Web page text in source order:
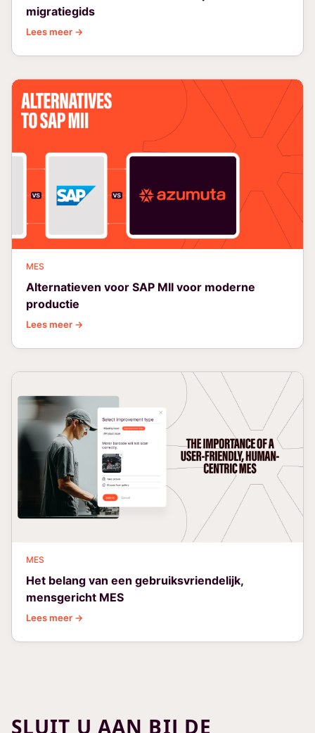
migratiegids
Lees meer →
MES
Alternatieven voor SAP MII voor moderne
productie
Lees meer →
MES
Het belang van een gebruiksvriendelijk,
mensgericht MES
Lees meer →
SLUIT U AAN BIJ DE